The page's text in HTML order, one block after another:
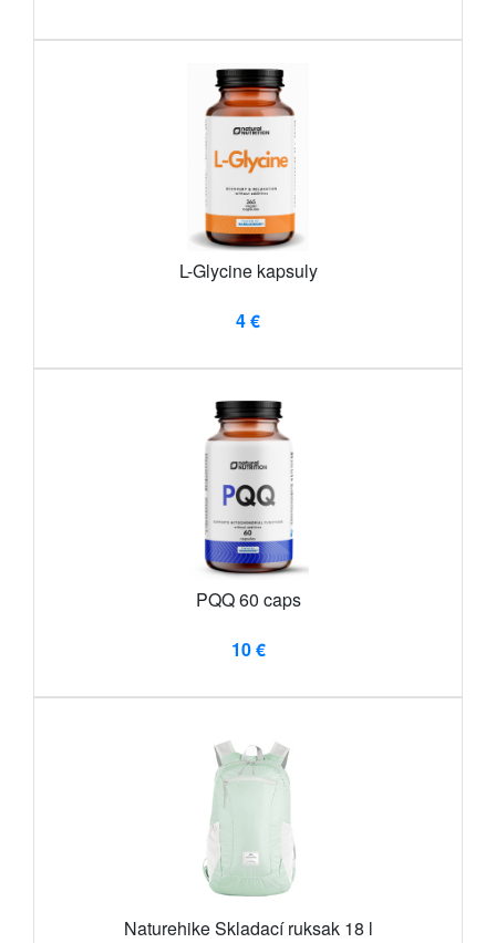
L-Glycine kapsuly
4 €
PQQ 60 caps
10 €
Naturehike Skladací ruksak 18 l